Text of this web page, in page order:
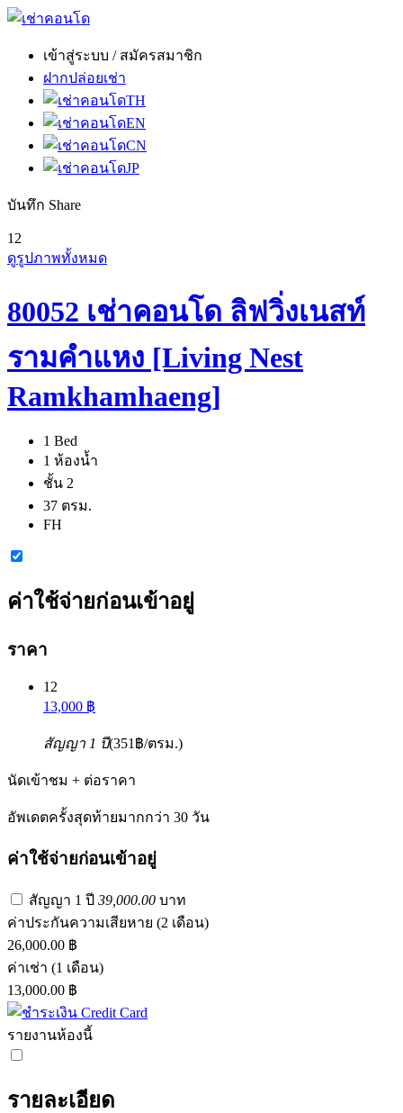
เข้าสู่ระบบ / สมัครสมาชิก
ฝากปล่อยเช่า
TH
EN
CN
JP
บันทึก Share
12
ดูรูปภาพทั้งหมด
80052 เช่าคอนโด ลิฟวิ่งเนสท์
รามคำแหง [Living Nest
Ramkhamhaeng]
1 Bed
1 ห้องน้ำ
ชั้น 2
37 ตรม.
FH
ค่าใช้จ่ายก่อนเข้าอยู่
ราคา
12
13,000 ฿
สัญญา 1 ปี(351฿/ตรม.)
นัดเข้าชม + ต่อราคา
อัพเดตครั้งสุดท้ายมากกว่า 30 วัน
ค่าใช้จ่ายก่อนเข้าอยู่
สัญญา 1 ปี 39,000.00 บาท
ค่าประกันความเสียหาย (2 เดือน)
26,000.00 ฿
ค่าเช่า (1 เดือน)
13,000.00 ฿
รายงานห้องนี้
รายละเอียด